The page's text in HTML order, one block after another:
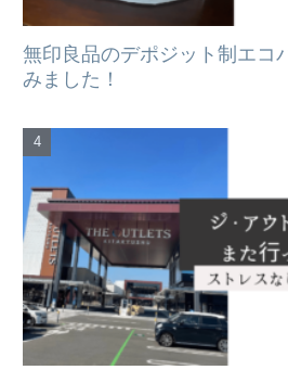
無印良品のデポジット制エコ
みました！